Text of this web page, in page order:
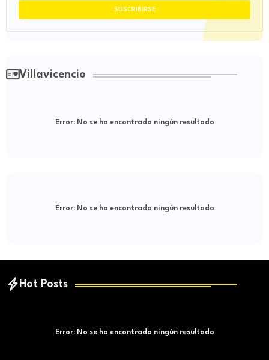
Villavicencio
Error:No se ha encontrado ningún resultado
Error:No se ha encontrado ningún resultado
Hot Posts
Error:No se ha encontrado ningún resultado